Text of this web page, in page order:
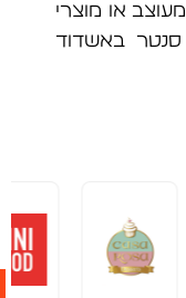
או מוצרי
באשדוד